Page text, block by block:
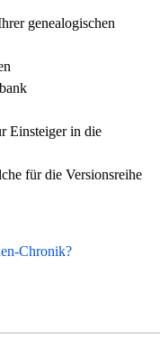
genealogischen
Einsteiger in die
für die Versionsreihe
Chronik?